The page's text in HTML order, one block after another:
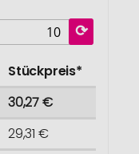
Stückpreis*
30,27 €
29,31 €